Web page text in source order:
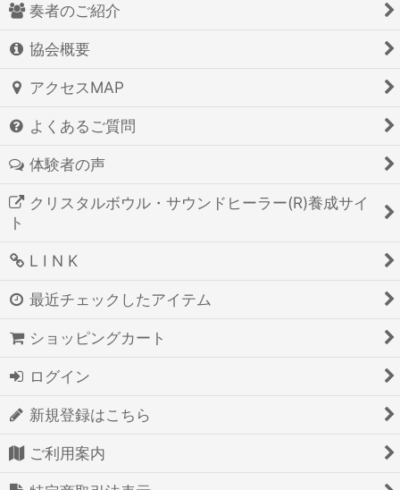
奏者のご紹介
協会概要
アクセスMAP
よくあるご質問
体験者の声
クリスタルボウル・サウンドヒーラー(R)養成サイ
ト
L I N K
最近チェックしたアイテム
ショッピングカート
ログイン
新規登録はこちら
ご利用案内